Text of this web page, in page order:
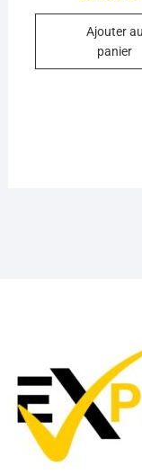
Ajouter au
panier